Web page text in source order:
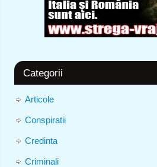
Categorii
Articole
Conspiratii
Credinta
Criminali